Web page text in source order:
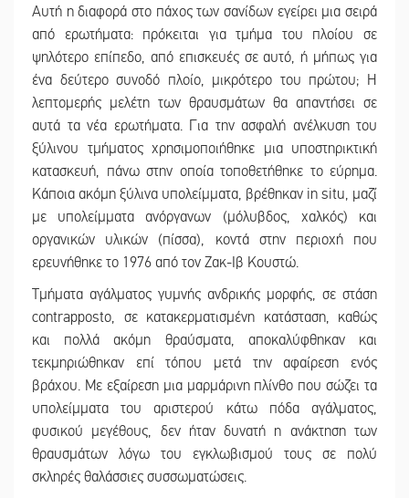
Αυτή η διαφορά στο πάχος των σανίδων εγείρει μια σειρά
από ερωτήματα: πρόκειται για τμήμα του πλοίου σε
ψηλότερο επίπεδο, από επισκευές σε αυτό, ή μήπως για
ένα δεύτερο συνοδό πλοίο, μικρότερο του πρώτου; Η
λεπτομερής μελέτη των θραυσμάτων θα απαντήσει σε
αυτά τα νέα ερωτήματα. Για την ασφαλή ανέλκυση του
ξύλινου τμήματος χρησιμοποιήθηκε μια υποστηρικτική
κατασκευή, πάνω στην οποία τοποθετήθηκε το εύρημα.
Κάποια ακόμη ξύλινα υπολείμματα, βρέθηκαν in situ, μαζί
με υπολείμματα ανόργανων (μόλυβδος, χαλκός) και
οργανικών υλικών (πίσσα), κοντά στην περιοχή που
ερευνήθηκε το 1976 από τον Ζακ-Ιβ Κουστώ.
Τμήματα αγάλματος γυμνής ανδρικής μορφής, σε στάση
contrapposto, σε κατακερματισμένη κατάσταση, καθώς
και πολλά ακόμη θραύσματα, αποκαλύφθηκαν και
τεκμηριώθηκαν επί τόπου μετά την αφαίρεση ενός
βράχου. Με εξαίρεση μια μαρμάρινη πλίνθο που σώζει τα
υπολείμματα του αριστερού κάτω πόδα αγάλματος,
φυσικού μεγέθους, δεν ήταν δυνατή η ανάκτηση των
θραυσμάτων λόγω του εγκλωβισμού τους σε πολύ
σκληρές θαλάσσιες συσσωματώσεις.